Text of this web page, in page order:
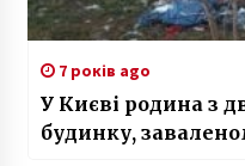
7 років ago
У Києві родина з
будинку,